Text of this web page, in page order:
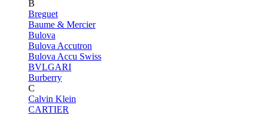
B
Breguet
Baume & Mercier
Bulova
Bulova Accutron
Bulova Accu Swiss
BVLGARI
Burberry
C
Calvin Klein
CARTIER